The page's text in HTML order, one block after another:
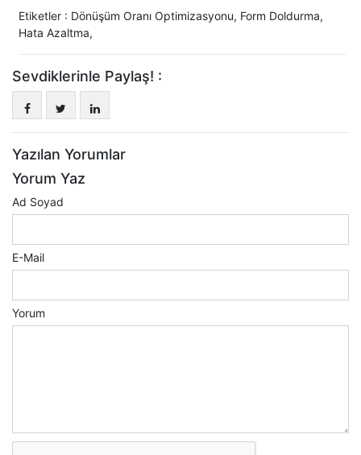
Etiketler : Dönüşüm Oranı Optimizasyonu, Form Doldurma,
Hata Azaltma,
Sevdiklerinle Paylaş! :
Yazılan Yorumlar
Yorum Yaz
Ad Soyad
E-Mail
Yorum